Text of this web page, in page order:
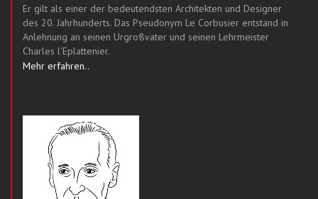
Er gilt als einer der bedeutendsten Architekten und Designer
des 20. Jahrhunderts. Das Pseudonym Le Corbusier entstand in
Anlehnung an seinen Urgroßvater und seinen Lehrmeister
Charles l'Eplattenier.
Mehr erfahren..